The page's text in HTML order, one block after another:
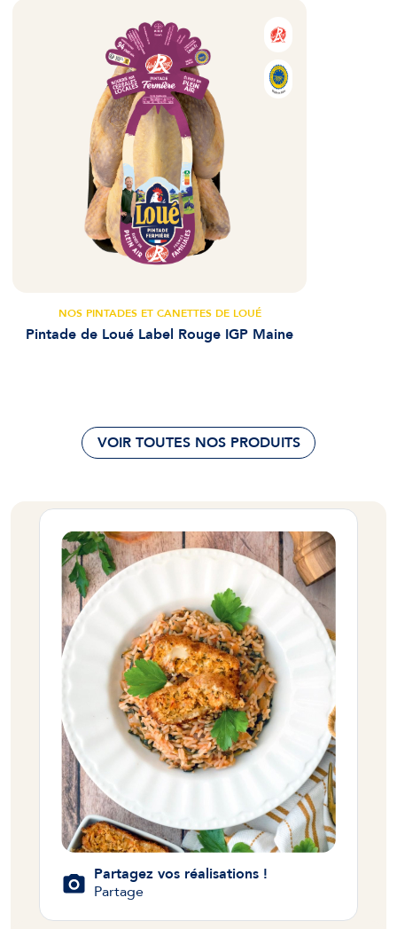
NOS PINTADES ET CANETTES DE LOUÉ
Pintade de Loué Label Rouge IGP Maine
VOIR TOUTES NOS PRODUITS
Partagez vos réalisations !
Partage